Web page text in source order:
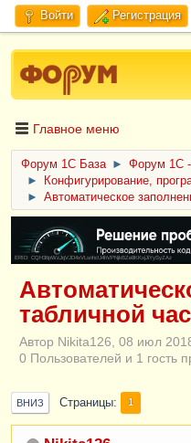
Войти Регистрация
Главное меню
Форум 1C База ►
Форум 1С
►
Конфигурирование,
►
Автоматическое
ERID: CQH36pWzJqVJD4xVLsnhcU4hVPNjkBZe8KKxjJiYySyZAz
табличной
Автор Nikita126, 08 июл
0 Пользователей и 1 гость
ВНИЗ Страницы 1